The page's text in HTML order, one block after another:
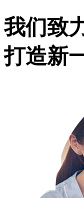
我们致
打造新